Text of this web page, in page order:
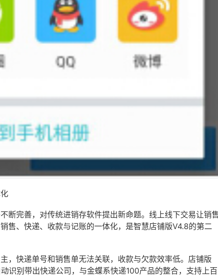
断完善，对传统进销存软件提出新命题。线上线下交易让销
售、快递、收款与记账的一体化，是智慧店铺版V4.8的第二
，快递单号和销售单无法关联，收款与欠款效率低。店铺版
识别带出快递公司，与金蝶系快递100产品的整合，支持上百